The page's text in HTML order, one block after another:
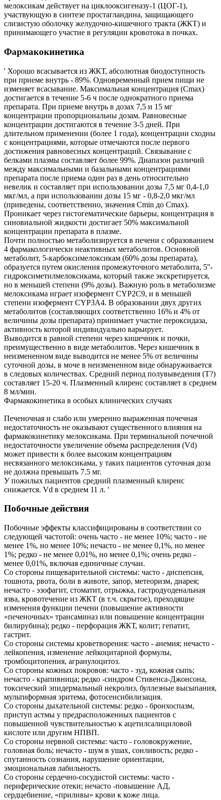
мелоксикам действует на циклооксигеназу-1 (ЦОГ-1),
участвующую в синтезе простагландина, защищающего
слизистую оболочку желудочно-кишечного тракта (ЖКТ) и
принимающего участие в регуляции кровотока в почках.
Фармакокинетика
' Хорошо всасывается из ЖКТ, абсолютная биодоступность
при приеме внутрь - 89%. Одновременный прием пищи не
изменяет всасывание. Максимальная концентрация (Сmах)
достигается в течение 5-6 ч после однократного приема
препарата. При приеме внутрь в дозах 7,5 и 15 мг
концентрации пропорциональны дозам. Равновесные
концентрации достигаются в течение 3-5 дней. При
длительном применении (более 1 года), концентрации сходны
с концентрациями, которые отмечаются после первого
достижения равновесных концентраций. Связывание с
белками плазмы составляет более 99%. Диапазон различий
между максимальными и базальными концентрациями
препарата после приема один раз в день относительно
невелик и составляет при использовании дозы 7,5 мг 0,4-1,0
мкг/мл, а при использовании дозы 15 мг - 0,8-2,0 мкг/мл
(приведены, соответственно, значения Cmin до Сmах).
Проникает через гистогематические барьеры, концентрация в
синовиальной жидкости достигает 50% максимальной
концентрации препарата в плазме.
Почти полностью метаболизируется в печени с образованием
4 фармакологически неактивных метаболитов. Основной
метаболит, 5-карбоксимелоксикам (60% дозы препарата),
образуется путем окисления промежуточного метаболита, 5''-
гидроксиметилмелоксикама, который также экскретируется,
но в меньшей степени (9% дозы). Важную роль в метаболизме
мелоксикама играет изофермент CYP2C9, и в меньшей
степени изофермент CYP3A4. В образовании двух других
метаболитов (составляющих соответственно 16% и 4% от
величины дозы препарата) принимает участие пероксидаза,
активность которой индивидуально варьирует.
Выводится в равной степени через кишечник и почки,
преимущественно в виде метаболитов. Через кишечник в
неизмененном виде выводится не менее 5% от величины
суточной дозы, в моче в неизмененном виде обнаруживается
в следовых количествах. Средний период полувыведения (Т?)
составляет 15-20 ч. Плазменный клиренс составляет в среднем
8 мл/мин.
Фармакокинетика в особых клинических случаях
Печеночная и слабо или умеренно выраженная почечная
недостаточность не оказывают существенного влияния на
фармакокинетику мелоксикама. При терминальной почечной
недостаточности увеличение объема распределения (Vd)
может привести к более высоким концентрациям
несвязанного мелоксикама, у таких пациентов суточная доза
не должна превышать 7.5 мг.
У пожилых пациентов средний плазменный клиренс
снижается. Vd в среднем 11 л. '
Побочные действия
Побочные эффекты классифицированы в соответствии со
следующей частотой: очень часто - не менее 10%; часто - не
менее 1%, но менее 10%; нечасто - не менее 0,1%, но менее
1%; редко - не менее 0,01%, но менее 0,1%; очень редко -
менее 0,01%, включая единичные случаи.
Со стороны пищеварительной системы: часто - диспепсия,
тошнота, рвота, боли в животе, запор, метеоризм, диарея;
нечасто - эзофагит, стоматит, отрыжка, гастродуоденальная
язва, кровотечение из ЖКТ (в т.ч. скрытое), преходящие
изменения функции печени (повышение активности
«печеночных» трансаминаз или повышение концентрации
билирубина); редко - перфорация ЖКТ, колит; гепатит,
гастрит.
Со стороны системы кроветворения: часто - анемия; нечасто -
лейкопения, изменение лейкоцитарной формулы,
тромбоцитопения, агранулоцитоз.
Со стороны кожных покровов: часто - зуд, кожная сыпь;
нечасто - крапивница; редко -синдром Стивенса-Джонсона,
токсический эпидермальный некролиз, буллезные высыпания,
мультиформная эритема, фотосенсибилизация.
Со стороны дыхательной системы: редко - бронхоспазм,
приступ астмы у предрасположенных пациентов с
повышенной чувствительностью к ацетилсалициловой
кислоте или другим НПВП.
Со стороны нервной системы: часто - головокружение,
головная боль; нечасто - шум в ушах, сонливость; редко -
спутанность сознания, нарушение ориентации,
эмоциональная лабильность.
Со стороны сердечно-сосудистой системы: часто -
периферические отеки; нечасто -повышение АД,
сердцебиение, «приливы» крови к коже лица.